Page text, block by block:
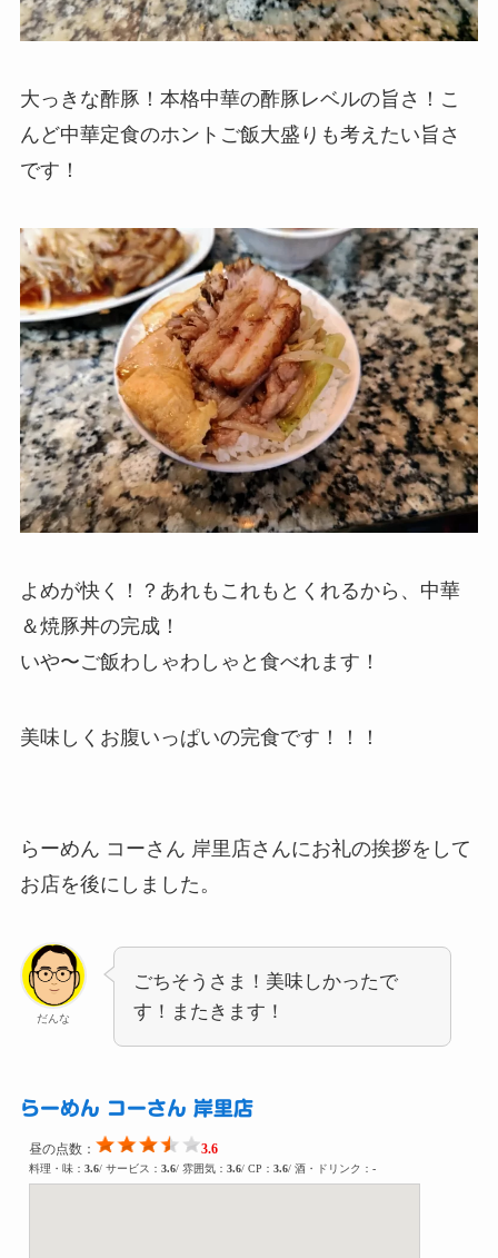
大っきな酢豚！本格中華の酢豚レベルの旨さ！こ
んど中華定食のホントご飯大盛りも考えたい旨さ
です！
よめが快く！？あれもこれもとくれるから、中華
＆焼豚丼の完成！
いや〜ご飯わしゃわしゃと食べれます！
美味しくお腹いっぱいの完食です！！！
らーめん コーさん 岸里店さんにお礼の挨拶をして
お店を後にしました。
だんな
ごちそうさま！美味しかったで
す！またきます！
らーめん コーさん 岸里店